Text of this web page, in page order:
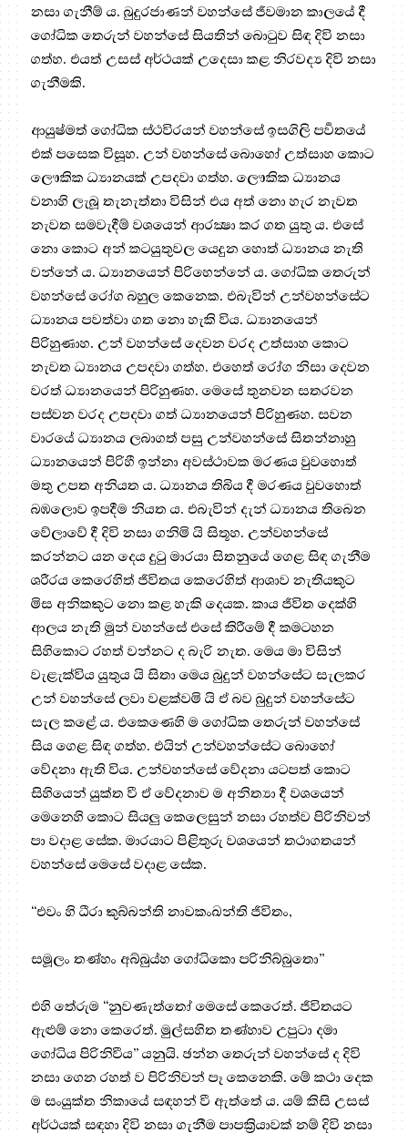
නසා ගැනීම් ය. බුදුරජාණන් වහන්සේ ජීවමාන කාලයේ දී
ගෝධික තෙරුන් වහන්සේ සියතින් බොටුව සිඳ දිවි නසා
ගත්හ. එයත් උසස් අර්ථයක් උදෙසා කළ නිරවද්‍ය දිවි නසා
ගැනීමකි.
ආයුෂ්මත් ගෝධික ස්ථවිරයන් වහන්සේ ඉසගිලි පර්‍වතයේ
එක් පසෙක විසූහ. උන් වහන්සේ බොහෝ උත්සාහ කොට
ලෞකික ධ්‍යානයක් උපදවා ගත්හ. ලෞකික ධ්‍යානය
වනාහි ලැබූ තැනැත්තා විසින් එය අත් නො හැර නැවත
නැවත සමවැදීම් වශයෙන් ආරක්‍ෂා කර ගත යුතු ය. එසේ
නො කොට අන් කටයුතුවල යෙදුන හොත් ධ්‍යානය නැති
වන්නේ ය. ධ්‍යානයෙන් පිරිහෙන්නේ ය. ගෝධික තෙරුන්
වහන්සේ රෝග බහුල කෙනෙක. එබැවින් උන්වහන්සේට
ධ්‍යානය පවත්වා ගත නො හැකි විය. ධ්‍යානයෙන්
පිරිහුණාහ. උන් වහන්සේ දෙවන වරද උත්සාහ කොට
නැවත ධ්‍යානය උපදවා ගත්හ. එහෙත් රෝග නිසා දෙවන
වරත් ධ්‍යානයෙන් පිරිහුණහ. මෙසේ තුනවන සතරවන
පස්වන වරද උපදවා ගත් ධ්‍යානයෙන් පිරිහුණහ. සවන
වාරයේ ධ්‍යානය ලබාගත් පසු උන්වහන්සේ සිතන්නාහු
ධ්‍යානයෙන් පිරිහී ඉන්නා අවස්ථාවක මරණය වුවහොත්
මතු උපත අනියත ය. ධ්‍යානය තිබිය දී මරණය වුවහොත්
බඹලොව ඉපදීම නියත ය. එබැවින් දැන් ධ්‍යානය තිබෙන
වේලාවේ දී දිවි නසා ගනිමි යි සිතූහ. උන්වහන්සේ
කරන්නට යන දෙය දුටු මාරයා සිතනුයේ ගෙළ සිඳ ගැනීම
ශරීරය කෙරෙහිත් ජීවිතය කෙරෙහිත් ආශාව නැතියකුට
මිස අනිකකුට නො කළ හැකි දෙයක. කාය ජීවිත දෙක්හි
ආලය නැති මුන් වහන්සේ එසේ කිරීමේ දී කමටහන
සිහිකොට රහත් වන්නට ද බැරි නැත. මෙය මා විසින්
වැළැක්විය යුතුය යි සිතා මෙය බුදුන් වහන්සේට සැලකර
උන් වහන්සේ ලවා වළක්වමි යි ඒ බව බුදුන් වහන්සේට
සැල කළේ ය. එකෙණෙහි ම ගෝධික තෙරුන් වහන්සේ
සිය ගෙළ සිඳ ගත්හ. එයින් උන්වහන්සේට බොහෝ
වේදනා ඇති විය. උන්වහන්සේ වේදනා යටපත් කොට
සිහියෙන් යුක්ත වී ඒ වේදනාව ම අනිත්‍යා දී වශයෙන්
මෙනෙහි කොට සියලු කෙලෙසුන් නසා රහත්ව පිරිනිවන්
පා වදාළ සේක. මාරයාට පිළිතුරු වශයෙන් තථාගතයන්
වහන්සේ මෙසේ වදාළ සේක.
“එවං හි ධීරා කුබ්බන්ති නාවකංඛන්ති ජීවිතං,
සමූලං තණ්හං අබ්බුය්හ ගෝධිකො පරිනිබ්බුතො”
එහි තේරුම “නුවණැත්තෝ මෙසේ කෙරෙත්. ජීවිතයට
ඇළුම් නො කෙරෙත්. මුල්සහිත තණ්හාව උපුටා දමා
ගෝධිය පිරිනිවීය” යනුයි. ඡන්න තෙරුන් වහන්සේ ද දිවි
නසා ගෙන රහත් ව පිරිනිවන් පෑ කෙනෙකි. මේ කථා දෙක
ම සංයුක්ත නිකායේ සඳහන් වී ඇත්තේ ය. යම් කිසි උසස්
අර්ථයක් සඳහා දිවි නසා ගැනීම පාපක්‍රියාවක් නම් දිවි නසා